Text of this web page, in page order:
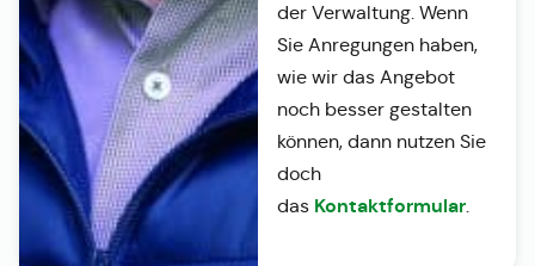
der Verwaltung. Wenn
Sie Anregungen haben,
wie wir das Angebot
noch besser gestalten
können, dann nutzen Sie
doch
das Kontaktformular.